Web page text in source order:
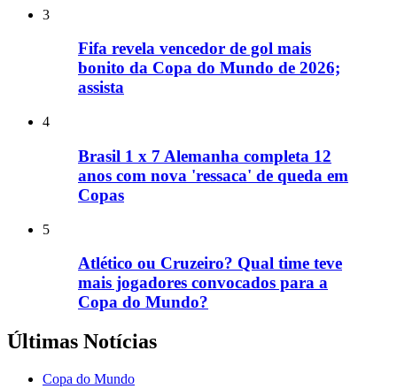
3
Fifa revela vencedor de gol mais
bonito da Copa do Mundo de 2026;
assista
4
Brasil 1 x 7 Alemanha completa 12
anos com nova 'ressaca' de queda em
Copas
5
Atlético ou Cruzeiro? Qual time teve
mais jogadores convocados para a
Copa do Mundo?
Últimas Notícias
Copa do Mundo